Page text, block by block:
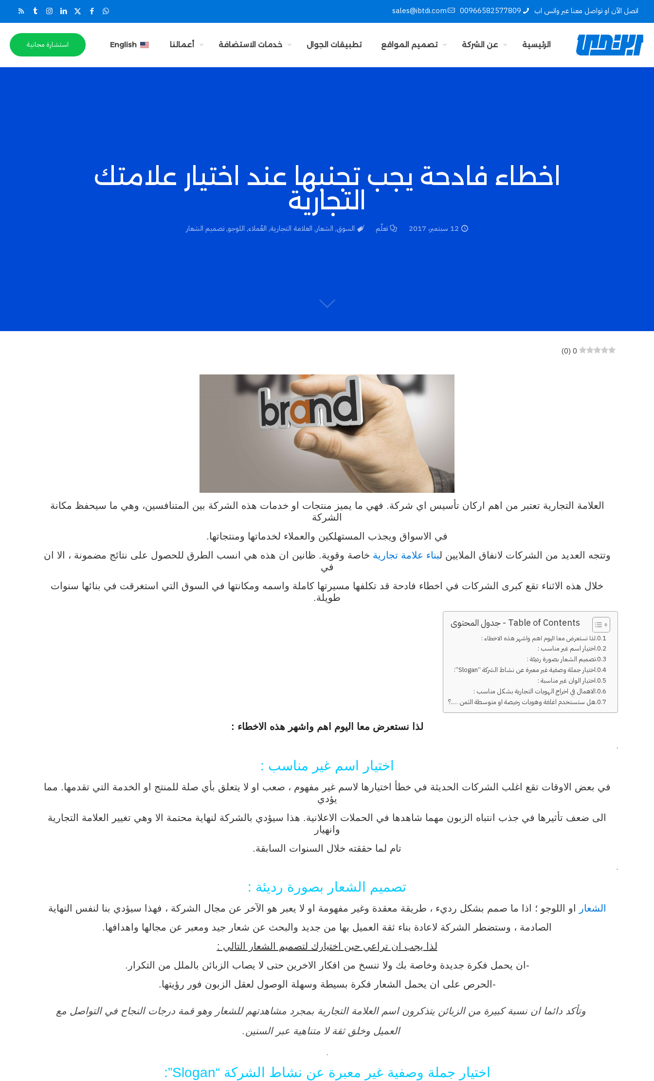
اتصل الآن او تواصل معنا عبر واتس اب 00966582577809
sales@ibtdi.com
الرئيسية عن الشركة تصميم المواقع تطبيقات الجوال خدمات الاستضافة أعمالنا English استشارة مجانية
اخطاء فادحة يجب تجنبها عند اختيار علامتك
التجارية
12 سبتمبر، 2017 تعلّم السوق, الشعار, العلامة التجارية, العُملاء, اللوجو,تصميم الشعار
0
(
0
)
العلامة التجارية تعتبر من اهم اركان تأسيس اي شركة. فهي ما يميز منتجات او خدمات هذه الشركة بين المتنافسين، وهي ما سيحفظ مكانة
الشركة
في الاسواق ويجذب المستهلكين والعملاء لخدماتها ومنتجاتها.
وتتجه العديد من الشركات لانفاق الملايين لبناء علامة تجارية خاصة وقوية. ظانين ان هذه هي انسب الطرق للحصول على نتائج مضمونة ، الا ان
في
خلال هذه الاثناء تقع كبرى الشركات في اخطاء فادحة قد تكلفها مسيرتها كاملة واسمه ومكانتها في السوق التي استغرقت في بنائها سنوات
طويلة.
Table of Contents - جدول المحتوى
لذا نستعرض معا اليوم اهم واشهر هذه الاخطاء :
اختيار اسم غير مناسب :
تصميم الشعار بصورة رديئة :
اختيار جملة وصفية غير معبرة عن نشاط الشركة “Slogan”:
اختيار الوان غير مناسبة :
الاهمال في اخراج الهويات التجارية بشكل مناسب :
هل ستستخدم اغلفة وهويات رخيصة او متوسطة الثمن ….؟
لذا نستعرض معا اليوم اهم واشهر هذه الاخطاء :
.
اختيار اسم غير مناسب :
في بعض الاوقات تقع اغلب الشركات الحديثة في خطأ اختيارها لاسم غير مفهوم ، صعب او لا يتعلق بأي صلة للمنتج او الخدمة التي تقدمها. مما
يؤدي
الى ضعف تأثيرها في جذب انتباه الزبون مهما شاهدها في الحملات الاعلانية. هذا سيؤدي بالشركة لنهاية محتمة الا وهي تغيير العلامة التجارية
وانهيار
تام لما حققته خلال السنوات السابقة.
.
تصميم الشعار بصورة رديئة :
الشعار
او اللوجو ؛ اذا ما صمم بشكل رديء ، طريقة معقدة وغير مفهومة او لا يعبر هو الآخر عن مجال الشركة ، فهذا سيؤدي بنا لنفس النهاية
الصادمة ، وستضطر الشركة لاعادة بناء ثقة العميل بها من جديد والبحث عن شعار جيد ومعبر عن مجالها واهدافها.
لذا يجب ان تراعي حين اختيارك لتصميم الشعار التالي :
-ان يحمل فكرة جديدة وخاصة بك ولا تنسخ من افكار الاخرين حتى لا يصاب الزبائن بالملل من التكرار.
-الحرص على ان يحمل الشعار فكرة بسيطة وسهلة الوصول لعقل الزبون فور رؤيتها.
وتأكد دائما ان نسبة كبيرة من الزبائن يتذكرون اسم العلامة التجارية بمجرد مشاهدتهم للشعار وهو قمة درجات النجاح في التواصل مع
العميل وخلق ثقة لا متناهية عبر السنين.
.
اختيار جملة وصفية غير معبرة عن نشاط الشركة “Slogan”: